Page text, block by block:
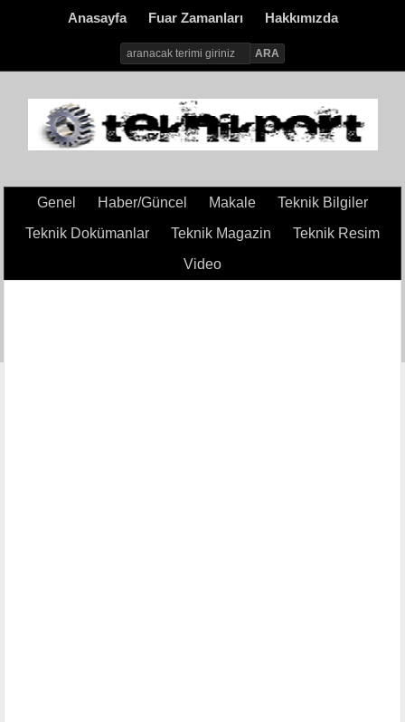
Anasayfa Fuar Zamanları Hakkımızda
Genel Haber/Güncel Makale
Teknik Bilgiler
Teknik Dokümanlar
Teknik Magazin
Teknik Resim
Video